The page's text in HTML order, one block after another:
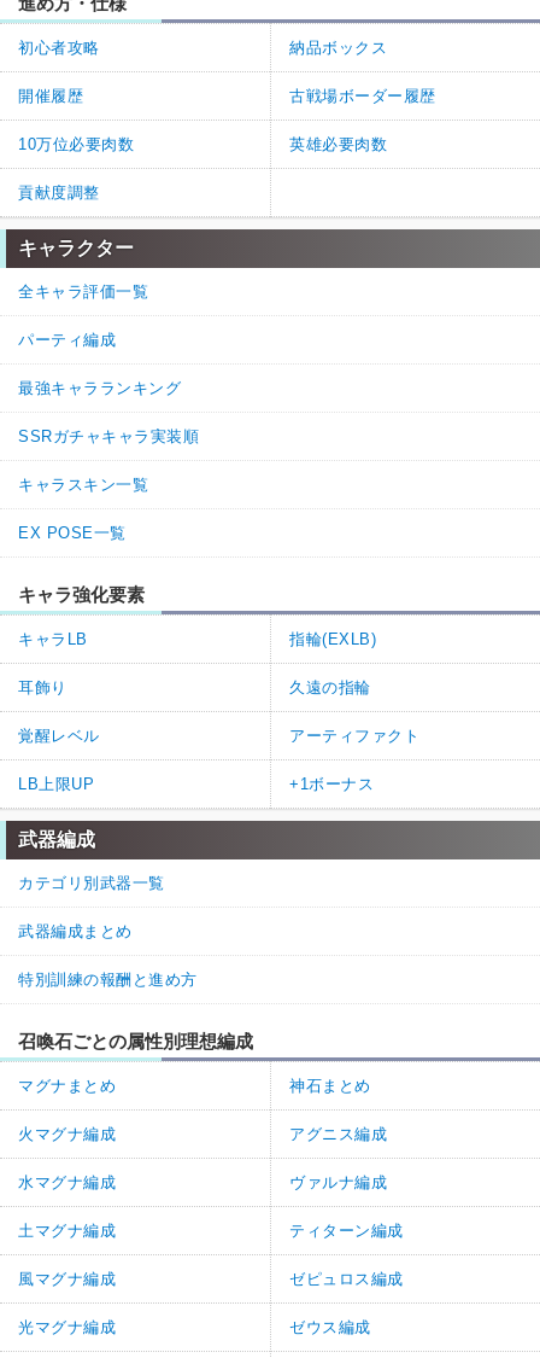
>>3
ご指摘ありがとうございます。ケルベロスオーダーの三手効果量を
7.0%に修正しました。
今後とも神ゲー攻略をよろしくお願いします。
返信(0) 1 4
3. 名無しさん 通報
オーダーの方もずれてませんか？
2. 神ゲー攻略@グラブル班
>>1
コメントありがとうございます。
のページに記載している数値を修正いたしました。
今後とも神ゲー攻略をよろしくお願いします。
返信 (0) 1
1. 名無しさん
三手スキルの%がこのサイトの三手二手の効果量解説ページと値が
違うのですがどちらが正しいの？
初心者攻略 納品ボックス
開催履歴 古戦場ボーダー履歴
10万位必要肉数 英雄必要肉数
貢献度調整
キャラクター
全キャラ評価一覧
パーティ編成
最強キャラランキング
SSRガチャキャラ実装順
キャラスキン一覧
EX POSE一覧
キャラ強化要素
キャラLB 指輪(EXLB)
耳飾り 久遠の指輪
覚醒レベル アーティファクト
LB上限UP +1ボーナス
武器編成
カテゴリ別武器一覧
武器編成まとめ
特別訓練の報酬と進め方
召喚石ごとの属性別理想編成
マグナまとめ 神石まとめ
火マグナ編成 アグニス編成
水マグナ編成 ヴァルナ編成
土マグナ編成 ティターン編成
風マグナ編成 ゼピュロス編成
光マグナ編成 ゼウス編成